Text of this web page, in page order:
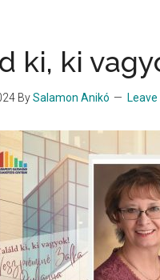
mai
szemmel
ki, ki
BySalamon Anikó